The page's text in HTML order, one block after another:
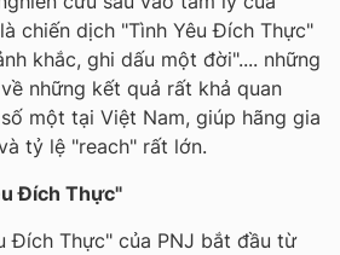
chiến dịch "Tình Yêu Đích Thực"
khắc, ghi dấu một đời".... những
những kết quả rất khả quan
một tại Việt Nam, giúp hãng gia
tỷ lệ "reach" rất lớn.
Đích Thực"
Đích Thực" của PNJ bắt đầu từ